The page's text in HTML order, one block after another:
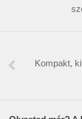
Kompakt,